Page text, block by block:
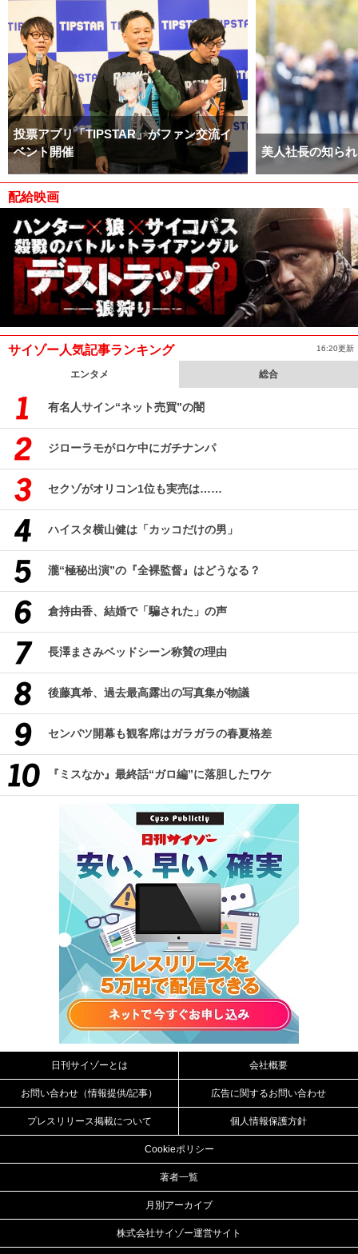
投票アプリ「TIPSTAR」がファン交流イ
ベント開催
美人社長の知ら
配給映画
サイゾー人気記事ランキング 16:20更新
エンタメ 総合
有名人サイン“ネット売買”の闇
ジローラモがロケ中にガチナンパ
セクゾがオリコン1位も実売は……
ハイスタ横山健は「カッコだけの男」
瀧“極秘出演”の『全裸監督』はどうなる？
倉持由香、結婚で「騙された」の声
長澤まさみベッドシーン称賛の理由
後藤真希、過去最高露出の写真集が物議
センバツ開幕も観客席はガラガラの春夏格差
『ミスなか』最終話“ガロ編”に落胆したワケ
日刊サイゾーとは 会社概要
お問い合わせ（情報提供/記事） 広告に関するお問い合わせ
プレスリリース掲載について 個人情報保護方針
Cookieポリシー
著者一覧
月別アーカイブ
株式会社サイゾー運営サイト